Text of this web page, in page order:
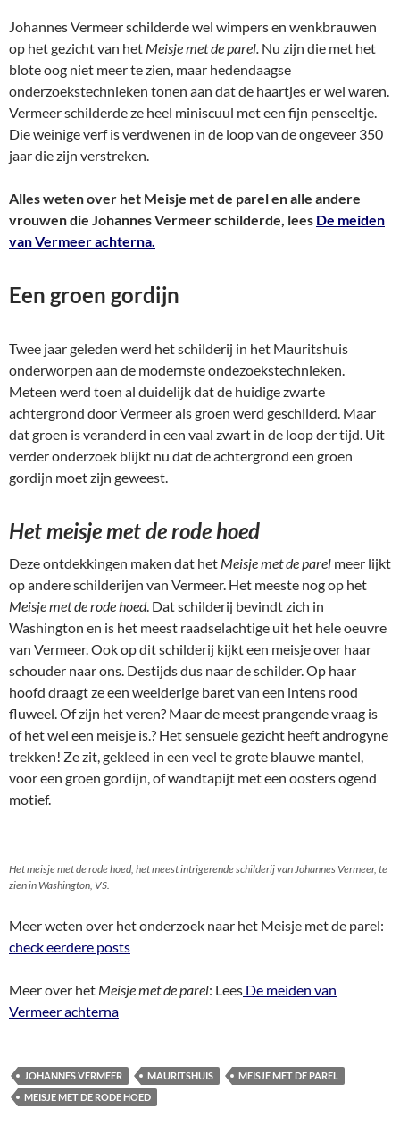
Johannes Vermeer schilderde wel wimpers en wenkbrauwen
op het gezicht van het Meisje met de parel. Nu zijn die met het
blote oog niet meer te zien, maar hedendaagse
onderzoekstechnieken tonen aan dat de haartjes er wel waren.
Vermeer schilderde ze heel miniscuul met een fijn penseeltje.
Die weinige verf is verdwenen in de loop van de ongeveer 350
jaar die zijn verstreken.
Alles weten over het Meisje met de parel en alle andere
vrouwen die Johannes Vermeer schilderde, lees De meiden
van Vermeer achterna.
Een groen gordijn
Twee jaar geleden werd het schilderij in het Mauritshuis
onderworpen aan de modernste ondezoekstechnieken.
Meteen werd toen al duidelijk dat de huidige zwarte
achtergrond door Vermeer als groen werd geschilderd. Maar
dat groen is veranderd in een vaal zwart in de loop der tijd. Uit
verder onderzoek blijkt nu dat de achtergrond een groen
gordijn moet zijn geweest.
Het meisje met de rode hoed
Deze ontdekkingen maken dat het Meisje met de parel meer lijkt
op andere schilderijen van Vermeer. Het meeste nog op het
Meisje met de rode hoed. Dat schilderij bevindt zich in
Washington en is het meest raadselachtige uit het hele oeuvre
van Vermeer. Ook op dit schilderij kijkt een meisje over haar
schouder naar ons. Destijds dus naar de schilder. Op haar
hoofd draagt ze een weelderige baret van een intens rood
fluweel. Of zijn het veren? Maar de meest prangende vraag is
of het wel een meisje is.? Het sensuele gezicht heeft androgyne
trekken! Ze zit, gekleed in een veel te grote blauwe mantel,
voor een groen gordijn, of wandtapijt met een oosters ogend
motief.
Het meisje met de rode hoed, het meest intrigerende schilderij van Johannes Vermeer, te
zien in Washington, VS.
Meer weten over het onderzoek naar het Meisje met de parel:
check eerdere posts
Meer over het Meisje met de parel: Lees De meiden van
Vermeer achterna
JOHANNES VERMEER MAURITSHUIS
MEISJE MET DE PAREL
MEISJE MET DE RODE HOED